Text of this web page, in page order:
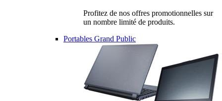
Profitez de nos offres promotionnelles sur
un nombre limité de produits.
Portables Grand Public